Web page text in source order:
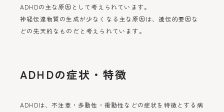
ADHDの主な原因として考えられています。
神経伝達物質の生成が少なくなる主な原因は、遺伝的要因な
どの先天的なものだと考えられています。
ADHDの症状・特徴
ADHDは、不注意・多動性・衝動性などの症状を特徴とする病